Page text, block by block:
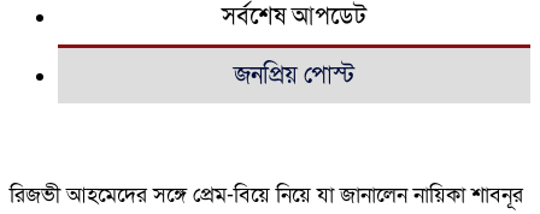
সর্বশেষ আপডেট
জনপ্রিয় পোস্ট
রিজভী আহমেদের সঙ্গে প্রেম-বিয়ে নিয়ে যা জানালেন নায়িকা শাবনূর